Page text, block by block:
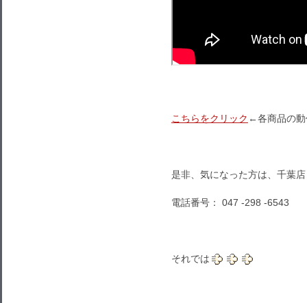
こちらをクリック ←各商品の
是非、気になった方は、千葉
電話番号： 047 -298 -6543
それでは